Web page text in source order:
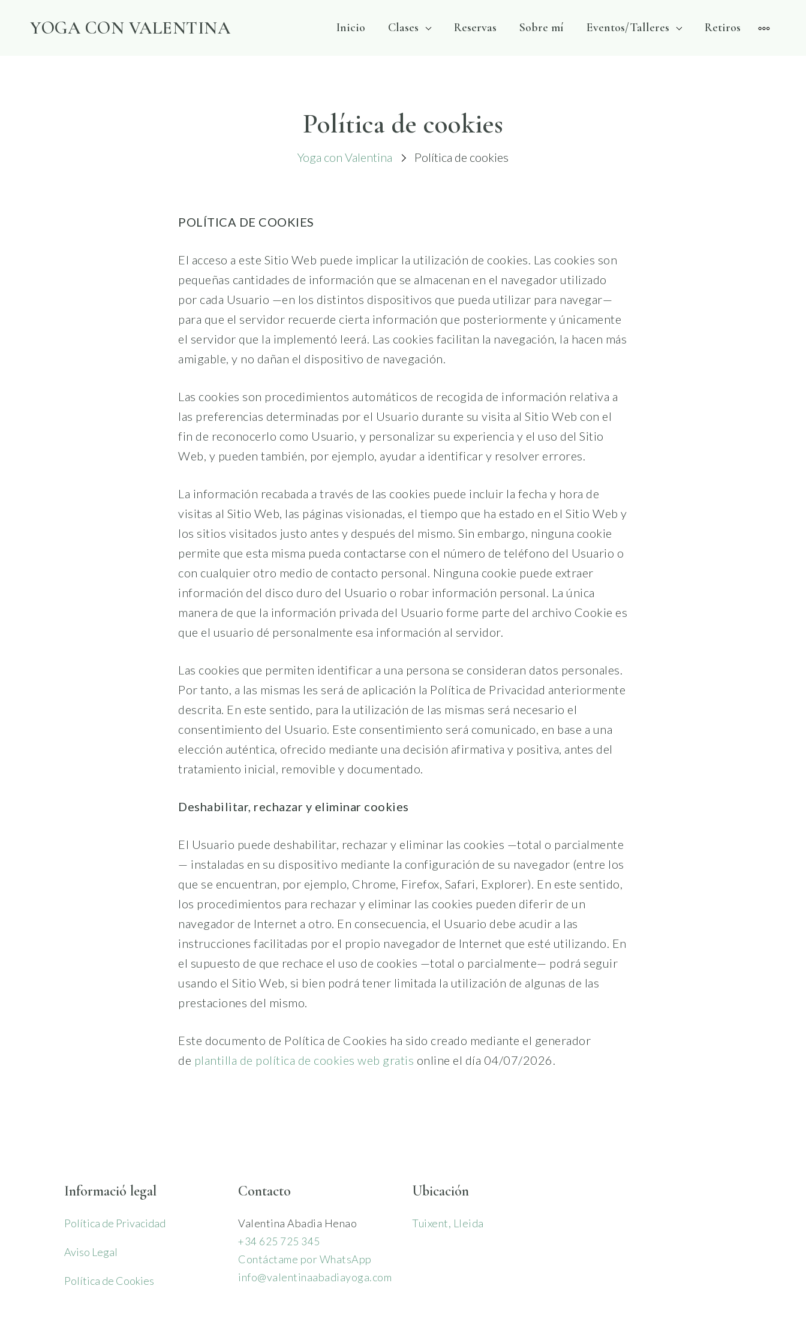
YOGA CON VALENTINA Inicio Clases Reservas Sobre mí Eventos/Talleres Retiros MORE
Política de cookies
Yoga con Valentina Política de cookies
POLÍTICA DE COOKIES
El acceso a este Sitio Web puede implicar la utilización de cookies. Las cookies son
pequeñas cantidades de información que se almacenan en el navegador utilizado
por cada Usuario —en los distintos dispositivos que pueda utilizar para navegar—
para que el servidor recuerde cierta información que posteriormente y únicamente
el servidor que la implementó leerá. Las cookies facilitan la navegación, la hacen más
amigable, y no dañan el dispositivo de navegación.
Las cookies son procedimientos automáticos de recogida de información relativa a
las preferencias determinadas por el Usuario durante su visita al Sitio Web con el
fin de reconocerlo como Usuario, y personalizar su experiencia y el uso del Sitio
Web, y pueden también, por ejemplo, ayudar a identificar y resolver errores.
La información recabada a través de las cookies puede incluir la fecha y hora de
visitas al Sitio Web, las páginas visionadas, el tiempo que ha estado en el Sitio Web y
los sitios visitados justo antes y después del mismo. Sin embargo, ninguna cookie
permite que esta misma pueda contactarse con el número de teléfono del Usuario o
con cualquier otro medio de contacto personal. Ninguna cookie puede extraer
información del disco duro del Usuario o robar información personal. La única
manera de que la información privada del Usuario forme parte del archivo Cookie es
que el usuario dé personalmente esa información al servidor.
Las cookies que permiten identificar a una persona se consideran datos personales.
Por tanto, a las mismas les será de aplicación la Política de Privacidad anteriormente
descrita. En este sentido, para la utilización de las mismas será necesario el
consentimiento del Usuario. Este consentimiento será comunicado, en base a una
elección auténtica, ofrecido mediante una decisión afirmativa y positiva, antes del
tratamiento inicial, removible y documentado.
Deshabilitar, rechazar y eliminar cookies
El Usuario puede deshabilitar, rechazar y eliminar las cookies —total o parcialmente
— instaladas en su dispositivo mediante la configuración de su navegador (entre los
que se encuentran, por ejemplo, Chrome, Firefox, Safari, Explorer). En este sentido,
los procedimientos para rechazar y eliminar las cookies pueden diferir de un
navegador de Internet a otro. En consecuencia, el Usuario debe acudir a las
instrucciones facilitadas por el propio navegador de Internet que esté utilizando. En
el supuesto de que rechace el uso de cookies —total o parcialmente— podrá seguir
usando el Sitio Web, si bien podrá tener limitada la utilización de algunas de las
prestaciones del mismo.
Este documento de Política de Cookies ha sido creado mediante el generador
de plantilla de política de cookies web gratis online el día 04/07/2026.
Informació legal
Política de Privacidad
Aviso Legal
Política de Cookies
Contacto
Valentina Abadia Henao
+34 625 725 345
Contáctame por WhatsApp
info@valentinaabadiayoga.com
Ubicación
Tuixent, Lleida